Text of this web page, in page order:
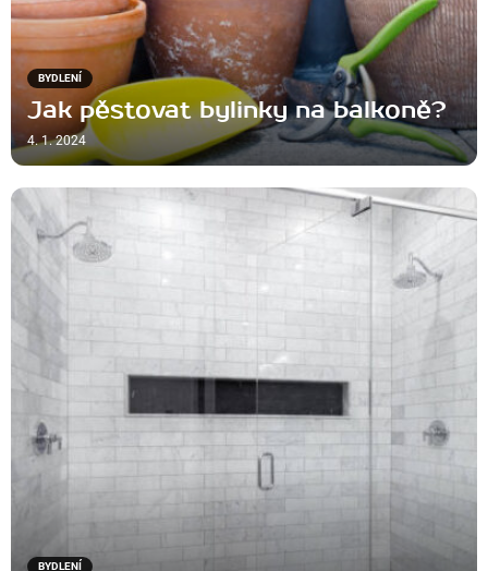
BYDLENÍ
Jak pěstovat bylinky na balkoně?
4. 1. 2024
BYDLENÍ